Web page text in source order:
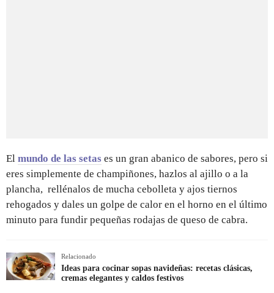
El mundo de las setas es un gran abanico de sabores, pero si
eres simplemente de champiñones, hazlos al ajillo o a la
plancha, rellénalos de mucha cebolleta y ajos tiernos
rehogados y dales un golpe de calor en el horno en el último
minuto para fundir pequeñas rodajas de queso de cabra.
Relacionado
Ideas para cocinar sopas navideñas: recetas clásicas,
cremas elegantes y caldos festivos